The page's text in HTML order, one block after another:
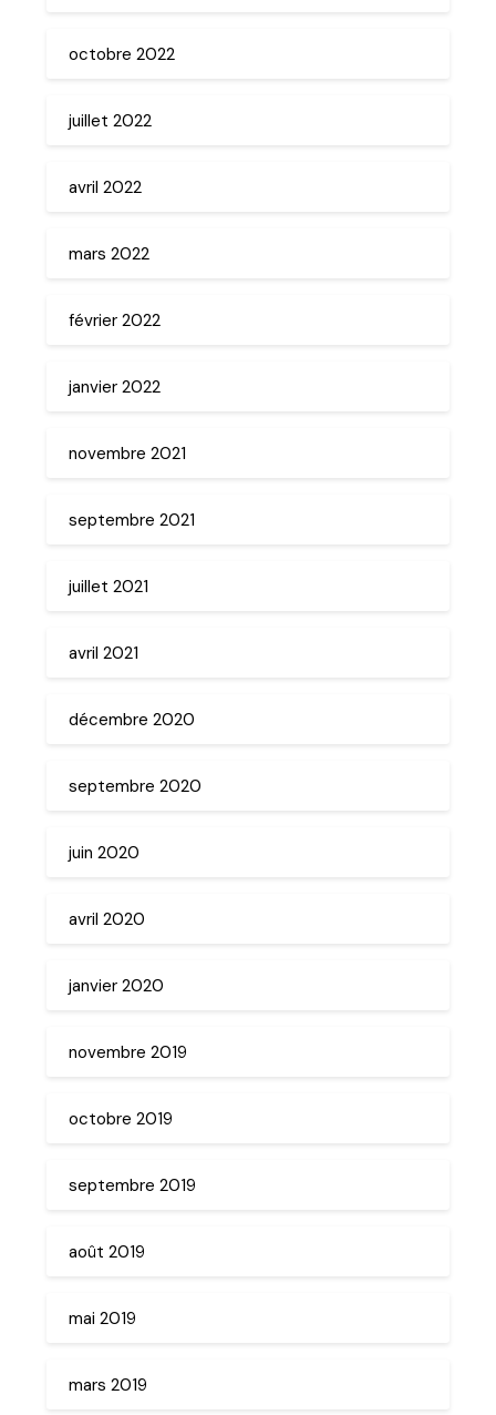
octobre 2022
juillet 2022
avril 2022
mars 2022
février 2022
janvier 2022
novembre 2021
septembre 2021
juillet 2021
avril 2021
décembre 2020
septembre 2020
juin 2020
avril 2020
janvier 2020
novembre 2019
octobre 2019
septembre 2019
août 2019
mai 2019
mars 2019